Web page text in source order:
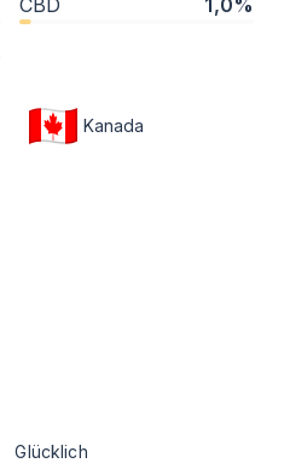
CBD 1,0%
Kanada
Glücklich